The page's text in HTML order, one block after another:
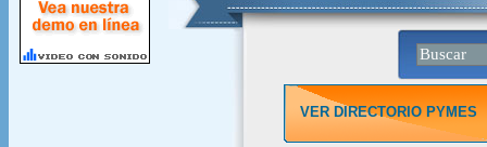
VER DIRECTORIO PYMES